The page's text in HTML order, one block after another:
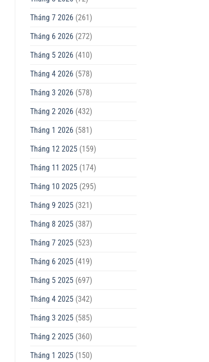
Tháng 7 2026 (261)
Tháng 6 2026 (272)
Tháng 5 2026 (410)
Tháng 4 2026 (578)
Tháng 3 2026 (578)
Tháng 2 2026 (432)
Tháng 1 2026 (581)
Tháng 12 2025(159)
Tháng 11 2025(174)
Tháng 10 2025(295)
Tháng 9 2025(321)
Tháng 8 2025(387)
Tháng 7 2025(523)
Tháng 6 2025(419)
Tháng 5 2025(697)
Tháng 4 2025(342)
Tháng 3 2025(585)
Tháng 2 2025(360)
Tháng 1 2025(150)